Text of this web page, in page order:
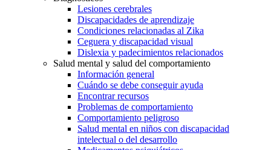
Lesiones cerebrales
Discapacidades de aprendizaje
Condiciones relacionadas al Zika
Ceguera y discapacidad visual
Dislexia y padecimientos relacionados
Salud mental y salud del comportamiento
Información general
Cuándo se debe conseguir ayuda
Encontrar recursos
Problemas de comportamiento
Comportamiento peligroso
Salud mental en niños con discapacidad
intelectual o del desarrollo